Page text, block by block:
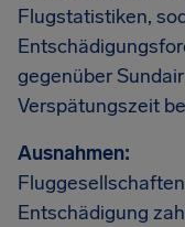
Flugstatistiken,
gegenüber
Verspätungszeit
Ausnahmen:
Entschädigung